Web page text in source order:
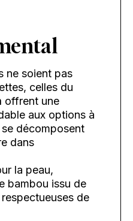
ne soient pas
celles du
offrent une
aux options à
décomposent
dans
la peau,
bambou issu de
de